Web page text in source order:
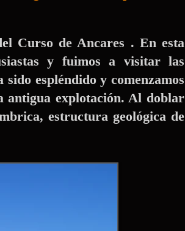
Curso de Ancares . En esta
y fuimos a visitar las
espléndido y comenzamos
antigua explotación. Al doblar
estructura geológica de